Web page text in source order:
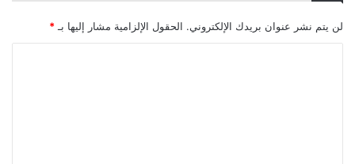
لن يتم نشر عنوان بريدك الإلكتروني. الحقول الإلزامية مشار إليها بـ *